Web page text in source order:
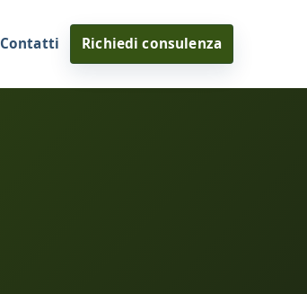
Contatti Richiedi consulenza